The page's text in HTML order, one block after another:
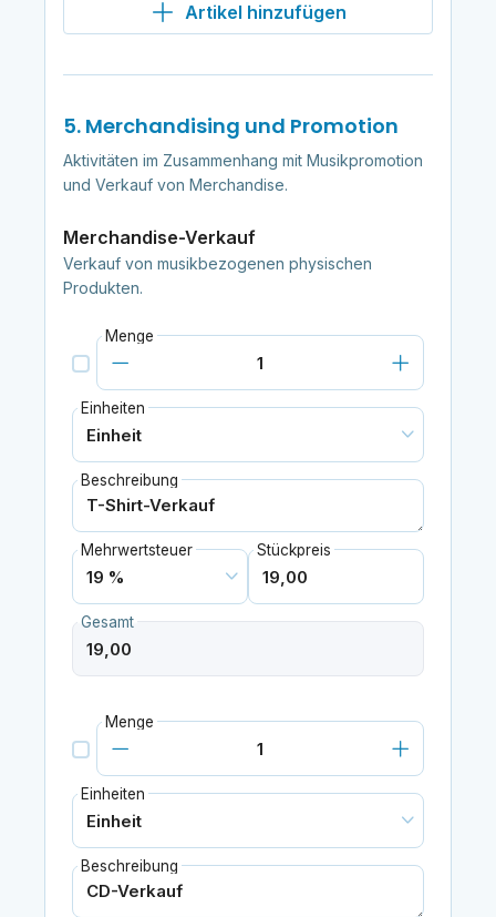
Artikel hinzufügen
5. Merchandising und Promotion
Aktivitäten im Zusammenhang mit Musikpromotion
und Verkauf von Merchandise.
Merchandise-Verkauf
Verkauf von musikbezogenen physischen
Produkten.
Menge
Einheiten
Beschreibung
Mehrwertsteuer Stückpreis
Gesamt
Menge
Einheiten
Beschreibung